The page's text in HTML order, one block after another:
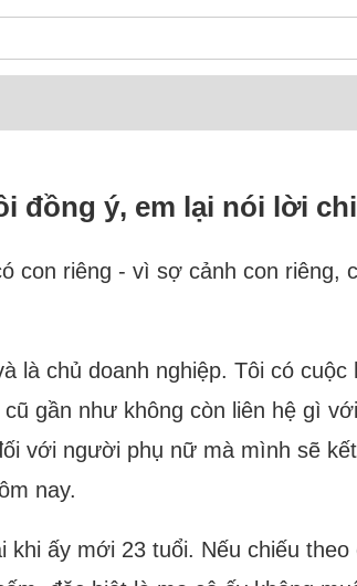
đồng ý, em lại nói lời
con riêng - vì sợ cảnh con riêng,
là chủ doanh nghiệp. Tôi có
gần như không còn liên hệ gì
với người phụ nữ mà mình sẽ
nay.
ấy mới 23 tuổi. Nếu chiếu